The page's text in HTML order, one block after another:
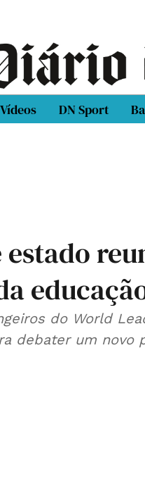
Vídeos DN Sport
do World
debater um novo